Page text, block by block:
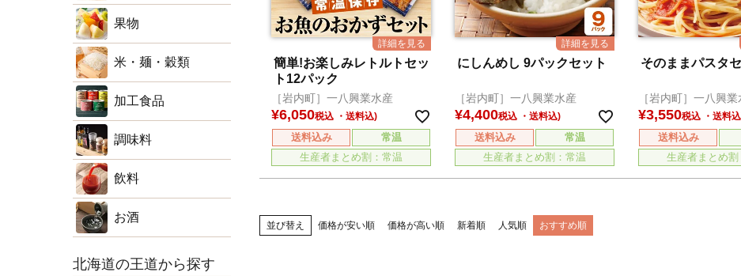
果物
米・麺・穀類
加工食品
調味料
飲料
お酒
北海道の王道から探す
簡単!お楽しみレトルトセッ
ト12パック
［岩内町］一八興業水産
¥6,050税込
送料込み
常温
生産者まとめ割：常温
にしんめし 9パックセット
［岩内町］一八興業水産
¥4,400税込
送料込み
常温
生産者まとめ割：常温
そのままパスタ
［岩内町］一八興業
¥3,550税込
送料込み
生産者まとめ割
並び替え 価格が安い順 価格が高い順 新着順 人気順 おすすめ順